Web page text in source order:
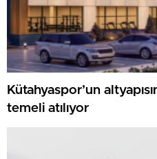
Kütahyaspor’un
temeli atılıyor